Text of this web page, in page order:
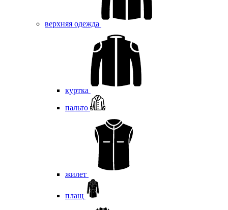
верхняя одежда
куртка
пальто
жилет
плащ